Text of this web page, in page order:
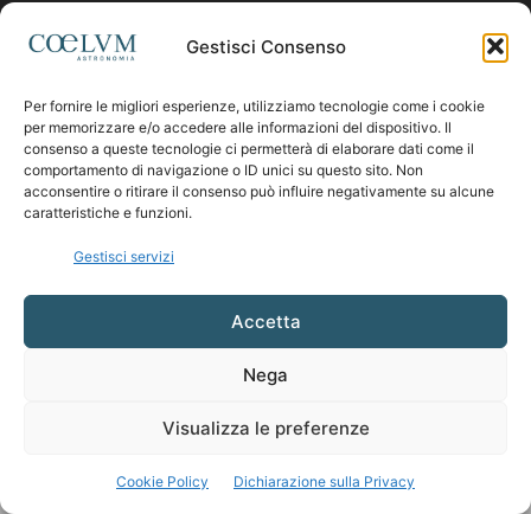
Gestisci Consenso
Per fornire le migliori esperienze, utilizziamo tecnologie come i cookie
per memorizzare e/o accedere alle informazioni del dispositivo. Il
consenso a queste tecnologie ci permetterà di elaborare dati come il
comportamento di navigazione o ID unici su questo sito. Non
acconsentire o ritirare il consenso può influire negativamente su alcune
caratteristiche e funzioni.
Gestisci servizi
Accetta
Nega
Visualizza le preferenze
Cookie Policy Dichiarazione sulla Privacy